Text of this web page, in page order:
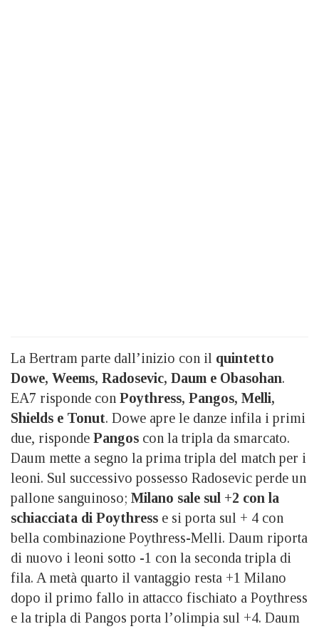
La Bertram parte dall’inizio con il quintetto
Dowe, Weems, Radosevic, Daum e Obasohan.
EA7 risponde con Poythress, Pangos, Melli,
Shields e Tonut. Dowe apre le danze infila i primi
due, risponde Pangos con la tripla da smarcato.
Daum mette a segno la prima tripla del match per i
leoni. Sul successivo possesso Radosevic perde un
pallone sanguinoso; Milano sale sul +2 con la
schiacciata di Poythress e si porta sul + 4 con
bella combinazione Poythress-Melli. Daum riporta
di nuovo i leoni sotto -1 con la seconda tripla di
fila. A metà quarto il vantaggio resta +1 Milano
dopo il primo fallo in attacco fischiato a Poythress
e la tripla di Pangos porta l’olimpia sul +4. Daum